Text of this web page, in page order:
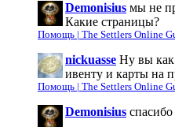
Demonisius мы не
Какие страницы?
Помощь | The Settlers Online
nickuasse Ну вы как
ивенту и карты на
Помощь | The Settlers Online
Demonisius